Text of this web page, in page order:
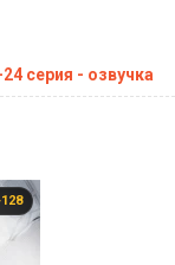
серия - озвучка